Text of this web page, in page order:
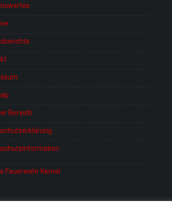
Bereich
Feuerwehr Kemel